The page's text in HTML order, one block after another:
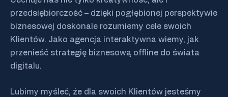
przedsiębiorczość – dzięki pogłębionej perspektywie
biznesowej doskonale rozumiemy cele swoich
Klientów. Jako agencja interaktywna wiemy, jak
przenieść strategię biznesową offline do świata
digitalu.
Lubimy myśleć, że dla swoich Klientów jesteśmy